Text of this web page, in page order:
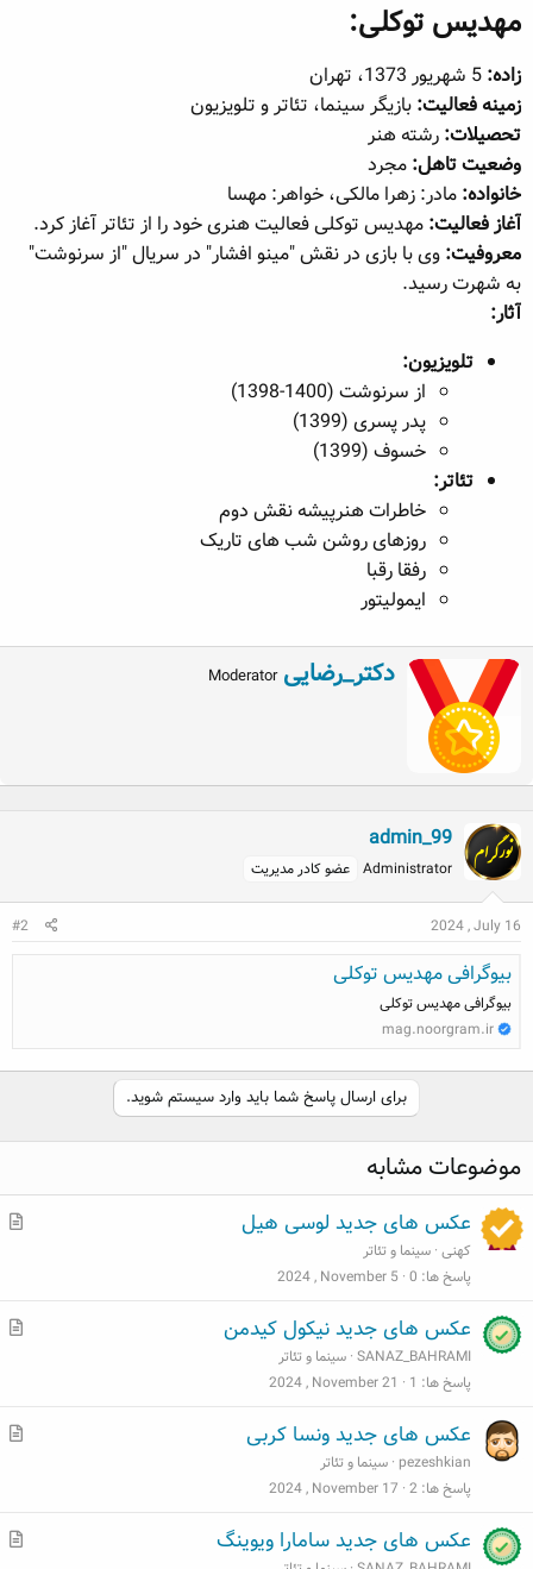
مهدیس توکلی:​
زاده:
زمینه فعالیت: بازیگر سینما، تئاتر و تلویزیون
تحصیلات: رشته هنر
وضعیت تاهل: مجرد
خانواده: مادر: زهرا مالکی، خواهر: مهسا
آغاز فعالیت: مهدیس توکلی فعالیت هنری خود را از تئاتر آغاز کرد.
معروفیت: وی با بازی در نقش "مینو افشار" در سریال "از سرنوشت"
به شهرت رسید.
آثار:
تلویزیون:
از سرنوشت (1400-1398)
پدر پسری (1399)
خسوف (1399)
تئاتر:
خاطرات هنرپیشه نقش دوم
روزهای روشن شب های تاریک
رفقا رقبا
ایمولیتور
W
e
b
y
دکتر_رضایی Moderator
admin_99
Administrator عضو کادر مدیریت
2024 , July 16
#2
بیوگرافی مهدیس توکلی
بیوگرافی مهدیس توکلی
mag.noorgram.ir
برای ارسال پاسخ شما باید وارد سیستم شوید.
موضوعات مشابه
م
عکس های جدید لوسی هیل
کهنی سینما و تئاتر
پاسخ ها 0
2024 , November 5
م
عکس های جدید نیکول کیدمن
SANAZ_BAHRAMI سینما و تئاتر
پاسخ ها 1
2024 , November 21
م
عکس های جدید ونسا کربی
pezeshkian سینما و تئاتر
پاسخ ها 2
2024 , November 17
م
عکس های جدید سامارا ویوینگ